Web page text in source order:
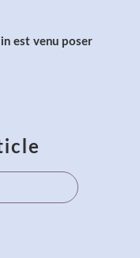
est venu poser